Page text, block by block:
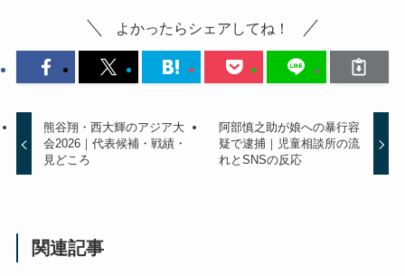
よかったらシェアしてね！
熊谷翔・西大輝のアジア大
会2026｜代表候補・戦績・
見どころ
阿部慎之助が娘への暴行容
疑で逮捕｜児童相談所の流
れとSNSの反応
関連記事